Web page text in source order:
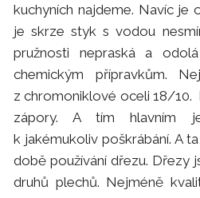
kuchyních najdeme. Navíc
je skrze styk s vodou
pružnosti nepraská a
chemickým přípravkům.
z chromoniklové oceli 18/10.
zápory. A tím hlavním
k jakémukoliv poškrábání. A
době používání dřezu. Dřezy
druhů plechů. Nejméně